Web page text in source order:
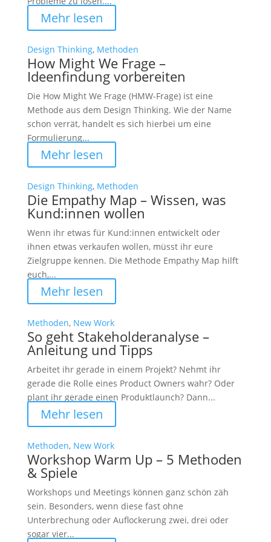
Mehr lesen
Design Thinking, Methoden
How Might We Frage –
Ideenfindung vorbereiten
Die How Might We Frage (HMW-Frage) ist eine
Methode aus dem Design Thinking. Wie der Name
schon verrät, handelt es sich hierbei um eine
Formulierung...
Mehr lesen
Design Thinking, Methoden
Die Empathy Map – Wissen, was
Kund:innen wollen
Wenn ihr etwas für Kund:innen entwickelt oder
ihnen etwas verkaufen wollen, müsst ihr eure
Zielgruppe kennen. Die Methode Empathy Map hilft
euch,...
Mehr lesen
Methoden, New Work
So geht Stakeholderanalyse –
Anleitung und Tipps
Arbeitet ihr gerade in einem Projekt? Nehmt ihr
gerade die Rolle eines Product Owners wahr? Oder
plant ihr gerade einen Produktlaunch? Dann...
Mehr lesen
Methoden, New Work
Workshop Warm Up – 5 Methoden
& Spiele
Workshops und Meetings können ganz schön zäh
sein. Besonders, wenn diese fast ohne
Unterbrechung oder Auflockerung zwei, drei oder
sogar vier...